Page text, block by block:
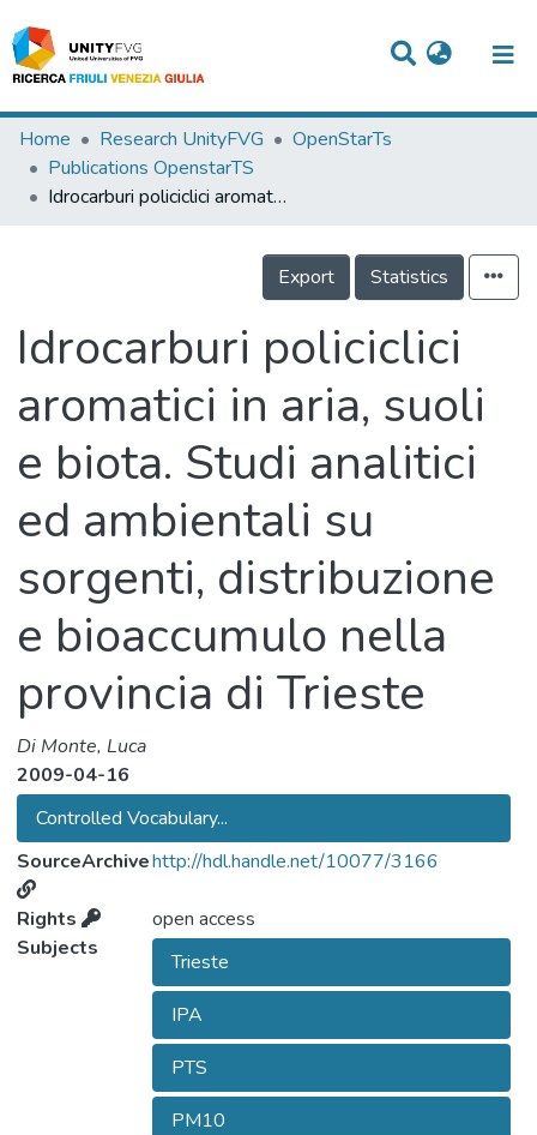
Titles
Departments
Events
People
Skills
Statistics
Home Research UnityFVG
OpenStarTs
Publications OpenstarTS
Idrocarburi policiclici aromatici in aria, suoli e biota. Studi analitici ed ambientali su sorgenti, distribuzione e bioaccumulo nella provincia di Trieste
Export Statistics
Idrocarburi policiclici
aromatici in aria, suoli
e biota. Studi analitici
ed ambientali su
sorgenti, distribuzione
e bioaccumulo nella
provincia di Trieste
Di Monte, Luca
2009-04-16
Controlled Vocabulary...
SourceArchivehttp://hdl.handle.net/10077/3166
Rights
open access
Subjects
Trieste
IPA
PTS
PM10